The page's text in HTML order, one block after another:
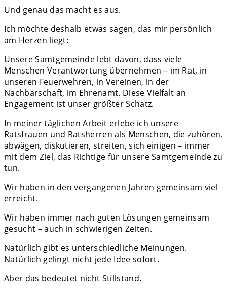
Und genau das macht es aus.
Ich möchte deshalb etwas sagen, das mir persönlich
am Herzen liegt:
Unsere Samtgemeinde lebt davon, dass viele
Menschen Verantwortung übernehmen – im Rat, in
unseren Feuerwehren, in Vereinen, in der
Nachbarschaft, im Ehrenamt. Diese Vielfalt an
Engagement ist unser größter Schatz.
In meiner täglichen Arbeit erlebe ich unsere
Ratsfrauen und Ratsherren als Menschen, die zuhören,
abwägen, diskutieren, streiten, sich einigen – immer
mit dem Ziel, das Richtige für unsere Samtgemeinde zu
tun.
Wir haben in den vergangenen Jahren gemeinsam viel
erreicht.
Wir haben immer nach guten Lösungen gemeinsam
gesucht – auch in schwierigen Zeiten.
Natürlich gibt es unterschiedliche Meinungen.
Natürlich gelingt nicht jede Idee sofort.
Aber das bedeutet nicht Stillstand.